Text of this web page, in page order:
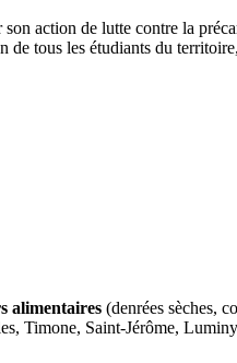
action de lutte contre la
tous les étudiants du
alimentaires (denrées sèches,
Timone, Saint-Jérôme,